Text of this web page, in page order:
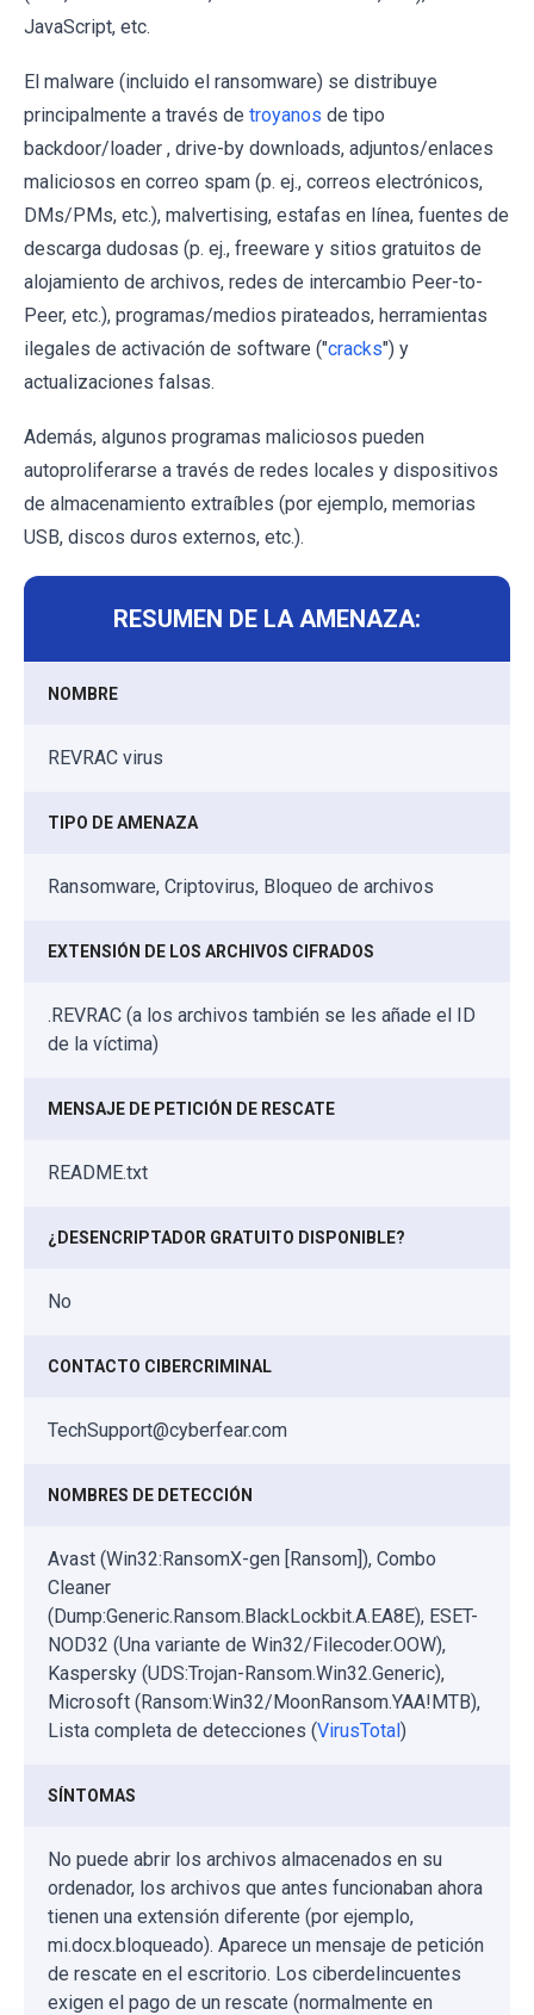
JavaScript, etc.
El malware (incluido el ransomware) se distribuye
principalmente a través de troyanos de tipo
backdoor/loader , drive-by downloads, adjuntos/enlaces
maliciosos en correo spam (p. ej., correos electrónicos,
DMs/PMs, etc.), malvertising, estafas en línea, fuentes de
descarga dudosas (p. ej., freeware y sitios gratuitos de
alojamiento de archivos, redes de intercambio Peer-to-
Peer, etc.), programas/medios pirateados, herramientas
ilegales de activación de software ("cracks") y
actualizaciones falsas.
Además, algunos programas maliciosos pueden
autoproliferarse a través de redes locales y dispositivos
de almacenamiento extraíbles (por ejemplo, memorias
USB, discos duros externos, etc.).
RESUMEN DE LA AMENAZA:
NOMBRE
REVRAC virus
TIPO DE AMENAZA
Ransomware, Criptovirus, Bloqueo de archivos
EXTENSIÓN DE LOS ARCHIVOS CIFRADOS
.REVRAC (a los archivos también se les añade el ID
de la víctima)
MENSAJE DE PETICIÓN DE RESCATE
README.txt
¿DESENCRIPTADOR GRATUITO DISPONIBLE?
No
CONTACTO CIBERCRIMINAL
TechSupport@cyberfear.com
NOMBRES DE DETECCIÓN
Avast (Win32:RansomX-gen [Ransom]), Combo
Cleaner
(Dump:Generic.Ransom.BlackLockbit.A.EA8E), ESET-
NOD32 (Una variante de Win32/Filecoder.OOW),
Kaspersky (UDS:Trojan-Ransom.Win32.Generic),
Microsoft (Ransom:Win32/MoonRansom.YAA!MTB),
Lista completa de detecciones (VirusTotal)
SÍNTOMAS
No puede abrir los archivos almacenados en su
ordenador, los archivos que antes funcionaban ahora
tienen una extensión diferente (por ejemplo,
mi.docx.bloqueado). Aparece un mensaje de petición
de rescate en el escritorio. Los ciberdelincuentes
exigen el pago de un rescate (normalmente en